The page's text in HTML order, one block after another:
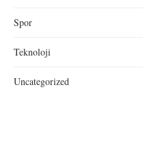
Spor
Teknoloji
Uncategorized